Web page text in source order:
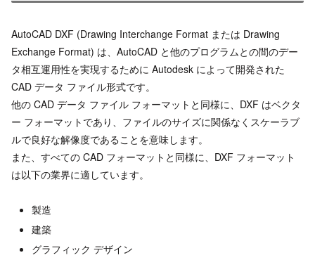
AutoCAD DXF (Drawing Interchange Format または Drawing
Exchange Format) は、AutoCAD と他のプログラムとの間のデー
タ相互運用性を実現するために Autodesk によって開発された
CAD データ ファイル形式です。
他の CAD データ ファイル フォーマットと同様に、DXF はベクタ
ー フォーマットであり、ファイルのサイズに関係なくスケーラブ
ルで良好な解像度であることを意味します。
また、すべての CAD フォーマットと同様に、DXF フォーマット
は以下の業界に適しています。
製造
建築
グラフィック デザイン